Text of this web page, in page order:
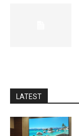
LATEST